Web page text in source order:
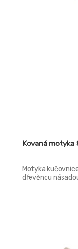
Kovaná motyka
Motyka
dřevěnou